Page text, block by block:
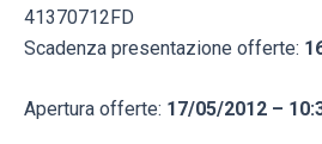
41370712FD
Scadenza presentazione offerte:
Apertura offerte: 17/05/2012 –